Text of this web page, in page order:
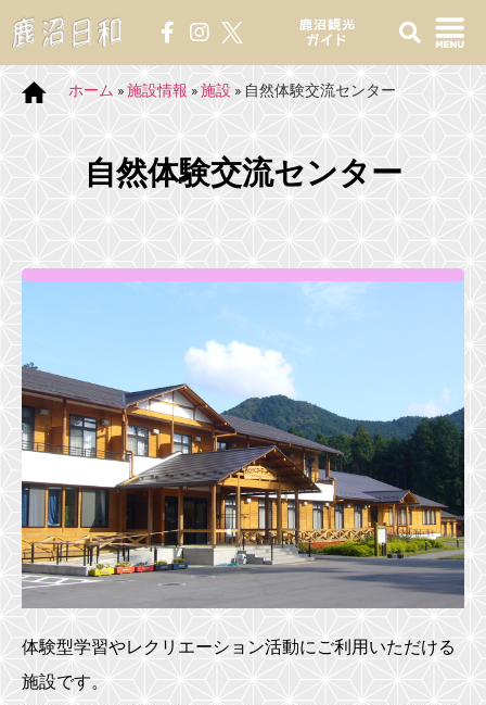
鹿沼観光
ガイド
ホーム »施設情報 »施設» 自然体験交流センター
自然体験交流センター
体験型学習やレクリエーション活動にご利用いただける
施設です。